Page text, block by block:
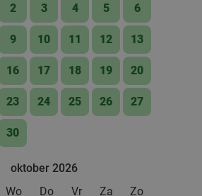
2 3 4 5 6
9 10 11 12 13
16 17 18 19 20
23 24 25 26 27
30
oktober 2026
Wo Do Vr Za Zo